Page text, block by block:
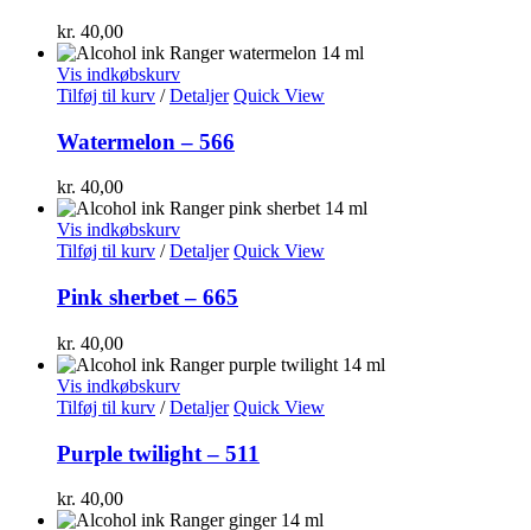
kr. 40,00
Vis indkøbskurv
Tilføj til kurv / Detaljer Quick View
Watermelon – 566
kr. 40,00
Vis indkøbskurv
Tilføj til kurv / Detaljer Quick View
Pink sherbet – 665
kr. 40,00
Vis indkøbskurv
Tilføj til kurv / Detaljer Quick View
Purple twilight – 511
kr. 40,00